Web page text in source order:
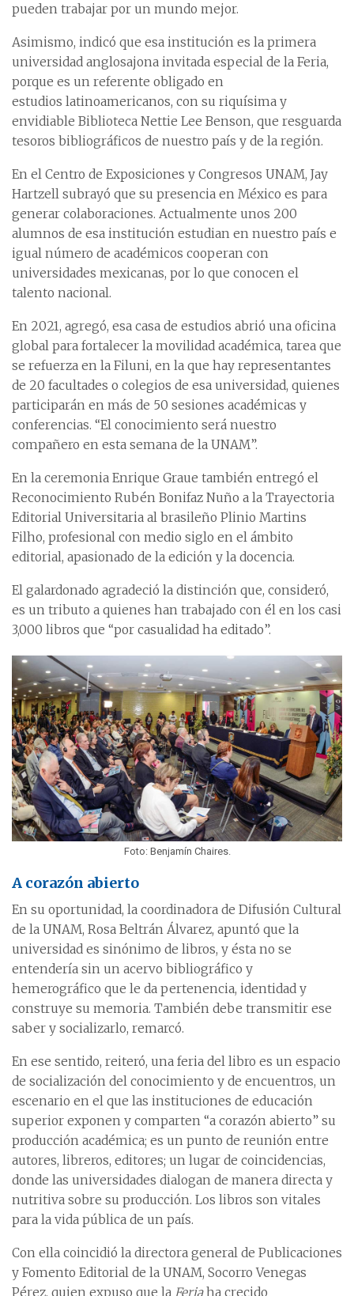
pueden trabajar por un mundo mejor.
Asimismo, indicó que esa institución es la primera
universidad anglosajona invitada especial de la Feria,
porque es un referente obligado en
estudios latinoamericanos, con su riquísima y
envidiable Biblioteca Nettie Lee Benson, que resguarda
tesoros bibliográficos de nuestro país y de la región.
En el Centro de Exposiciones y Congresos UNAM, Jay
Hartzell subrayó que su presencia en México es para
generar colaboraciones. Actualmente unos 200
alumnos de esa institución estudian en nuestro país e
igual número de académicos cooperan con
universidades mexicanas, por lo que conocen el
talento nacional.
En 2021, agregó, esa casa de estudios abrió una oficina
global para fortalecer la movilidad académica, tarea que
se refuerza en la Filuni, en la que hay representantes
de 20 facultades o colegios de esa universidad, quienes
participarán en más de 50 sesiones académicas y
conferencias. “El conocimiento será nuestro
compañero en esta semana de la UNAM”.
En la ceremonia Enrique Graue también entregó el
Reconocimiento Rubén Bonifaz Nuño a la Trayectoria
Editorial Universitaria al brasileño Plinio Martins
Filho, profesional con medio siglo en el ámbito
editorial, apasionado de la edición y la docencia.
El galardonado agradeció la distinción que, consideró,
es un tributo a quienes han trabajado con él en los casi
3,000 libros que “por casualidad ha editado”.
Foto: Benjamín Chaires.
A corazón abierto
En su oportunidad, la coordinadora de Difusión Cultural
de la UNAM, Rosa Beltrán Álvarez, apuntó que la
universidad es sinónimo de libros, y ésta no se
entendería sin un acervo bibliográfico y
hemerográfico que le da pertenencia, identidad y
construye su memoria. También debe transmitir ese
saber y socializarlo, remarcó.
En ese sentido, reiteró, una feria del libro es un espacio
de socialización del conocimiento y de encuentros, un
escenario en el que las instituciones de educación
superior exponen y comparten “a corazón abierto” su
producción académica; es un punto de reunión entre
autores, libreros, editores; un lugar de coincidencias,
donde las universidades dialogan de manera directa y
nutritiva sobre su producción. Los libros son vitales
para la vida pública de un país.
Con ella coincidió la directora general de Publicaciones
y Fomento Editorial de la UNAM, Socorro Venegas
Pérez, quien expuso que la Feriaha crecido